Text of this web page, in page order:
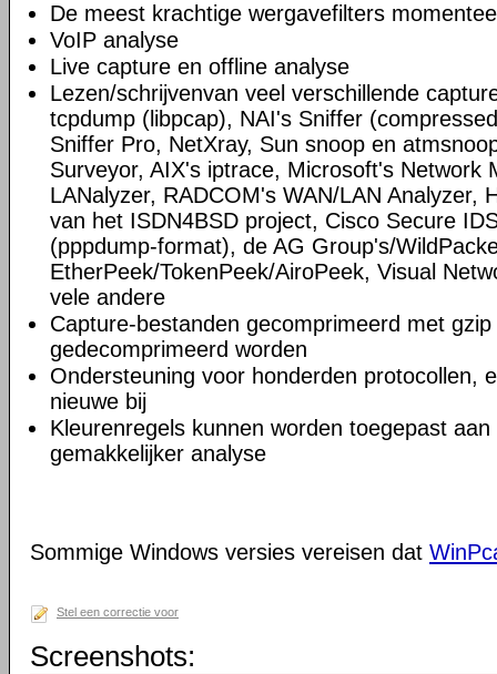
De meest krachtige wergavefilters
VoIP analyse
Live capture en offline analyse
Lezen/schrijvenvan veel verschillende
tcpdump (libpcap), NAI's Sniffer
Sniffer Pro, NetXray, Sun snoop en
Surveyor, AIX's iptrace, Microsoft's Network
LANalyzer, RADCOM's WAN/LAN Analyzer,
van het ISDN4BSD project, Cisco Secure
(pppdump-format), de AG Group's/
EtherPeek/TokenPeek/AiroPeek, Visual
vele andere
Capture-bestanden gecomprimeerd met
gedecomprimeerd worden
Ondersteuning voor honderden protocollen,
nieuwe bij
Kleurenregels kunnen worden toegepast
gemakkelijker analyse
Sommige Windows versies vereisen dat
Stel een correctie voor
Screenshots: